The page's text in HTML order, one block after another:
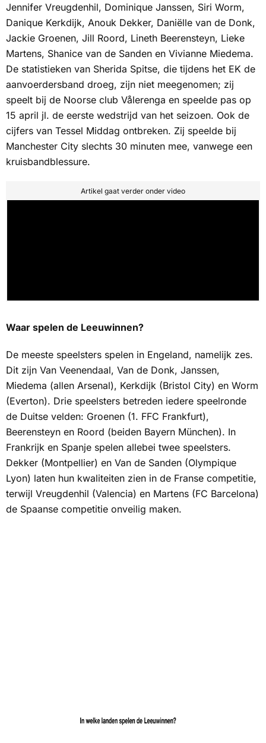
Jennifer Vreugdenhil, Dominique Janssen, Siri Worm,
Danique Kerkdijk, Anouk Dekker, Daniëlle van de Donk,
Jackie Groenen, Jill Roord, Lineth Beerensteyn, Lieke
Martens, Shanice van de Sanden en Vivianne Miedema.
De statistieken van Sherida Spitse, die tijdens het EK de
aanvoerdersband droeg, zijn niet meegenomen; zij
speelt bij de Noorse club Vålerenga en speelde pas op
15 april jl. de eerste wedstrijd van het seizoen. Ook de
cijfers van Tessel Middag ontbreken. Zij speelde bij
Manchester City slechts 30 minuten mee, vanwege een
kruisbandblessure.
Artikel gaat verder onder video
Waar spelen de Leeuwinnen?
De meeste speelsters spelen in Engeland, namelijk zes.
Dit zijn Van Veenendaal, Van de Donk, Janssen,
Miedema (allen Arsenal), Kerkdijk (Bristol City) en Worm
(Everton). Drie speelsters betreden iedere speelronde
de Duitse velden: Groenen (1. FFC Frankfurt),
Beerensteyn en Roord (beiden Bayern München). In
Frankrijk en Spanje spelen allebei twee speelsters.
Dekker (Montpellier) en Van de Sanden (Olympique
Lyon) laten hun kwaliteiten zien in de Franse competitie,
terwijl Vreugdenhil (Valencia) en Martens (FC Barcelona)
de Spaanse competitie onveilig maken.